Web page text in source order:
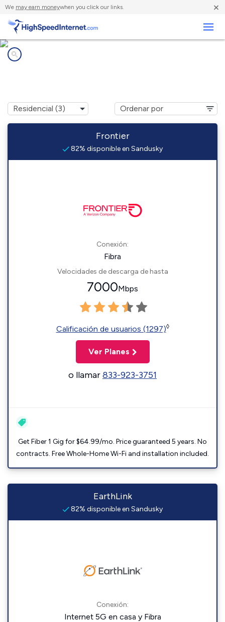
We may earn moneywhen you click our links. ×
Frontier
82% disponible en Sandusky
Conexión:
Fibra
Velocidades de descarga de hasta
7000Mbps
Calificación de usuarios (1297)◊
Ver Planes
o llamar833-923-3751
Get Fiber 1 Gig for $64.99/mo. Price guaranteed 5 years. No
contracts. Free Whole-Home Wi-Fi and installation included.
EarthLink
82% disponible en Sandusky
Conexión:
Internet 5G en casa y Fibra